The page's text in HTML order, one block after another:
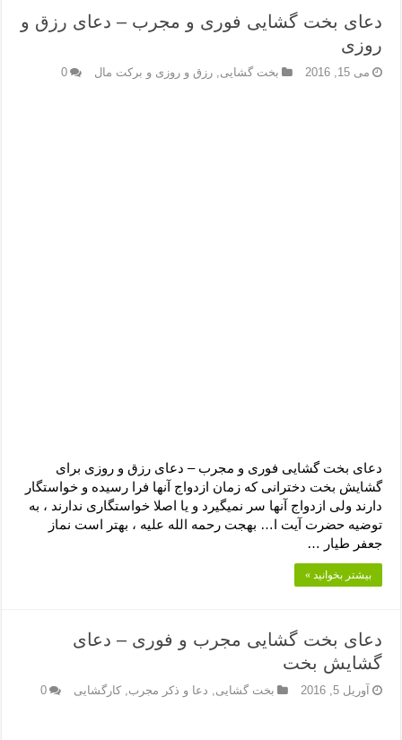
دعا برای ترس بچه ها در خواب – دعای ترس و بی خوابی کودکان
نماز حاجت برای کار گشایی- دعای رفع مشکلات و طلب حاجت
دعای رفع فقر و طلب رزق و روزی – آیه‌ جلب ثروت و برکت مال
دعای بخت گشایی فوری و مجرب – دعای رزق و
روزی
می 15, 2016 بخت گشایی ,رزق و روزی و برکت مال 0
دعای بخت گشایی فوری و مجرب – دعای رزق و روزی برای
گشایش بخت دخترانی که زمان ازدواج آنها فرا رسیده و خواستگار
دارند ولی ازدواج آنها سر نمیگیرد و یا اصلا خواستگاری ندارند ، به
توضیه حضرت آیت ا… بهجت رحمه الله علیه ، بهتر است نماز
جعفر طیار …
بیشتر بخوانید »
دعای بخت گشایی مجرب و فوری – دعای
گشایش بخت
آوریل 5, 2016 بخت گشایی, دعا و ذکر مجرب,کارگشایی 0